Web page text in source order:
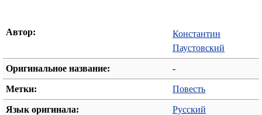
Автор:
Константин
Паустовский
Оригинальное название: -
Метки: Повесть
Язык оригинала: Русский